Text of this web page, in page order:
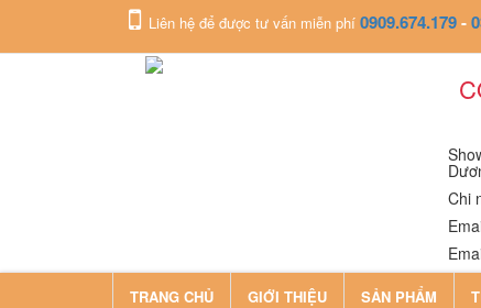
Liên hệ để được tư vấn miễn phí 0909.674.179-
Chi
TRANG CHỦ GIỚI THIỆU SẢN PHẨM